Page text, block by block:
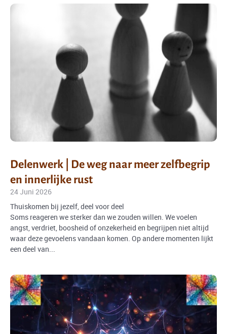
Delenwerk | De weg naar meer zelfbegrip
en innerlijke rust
24 Juni 2026
Thuiskomen bij jezelf, deel voor deel
Soms reageren we sterker dan we zouden willen. We voelen
angst, verdriet, boosheid of onzekerheid en begrijpen niet altijd
waar deze gevoelens vandaan komen. Op andere momenten lijkt
een deel van...